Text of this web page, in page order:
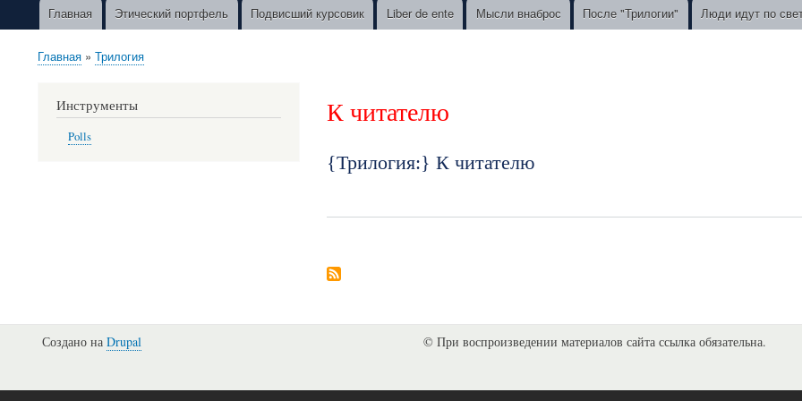
MainГлавная Этический портфель Подвисший курсовик Liber de ente Мысли внаброс После "Трилогии" Люди идут по
Строка
Главная Трилогия
К читателю
{Трилогия:} К читателю
Инструменты
Polls
Создано на Drupal © При воспроизведении материалов сайта ссылка обязательна.